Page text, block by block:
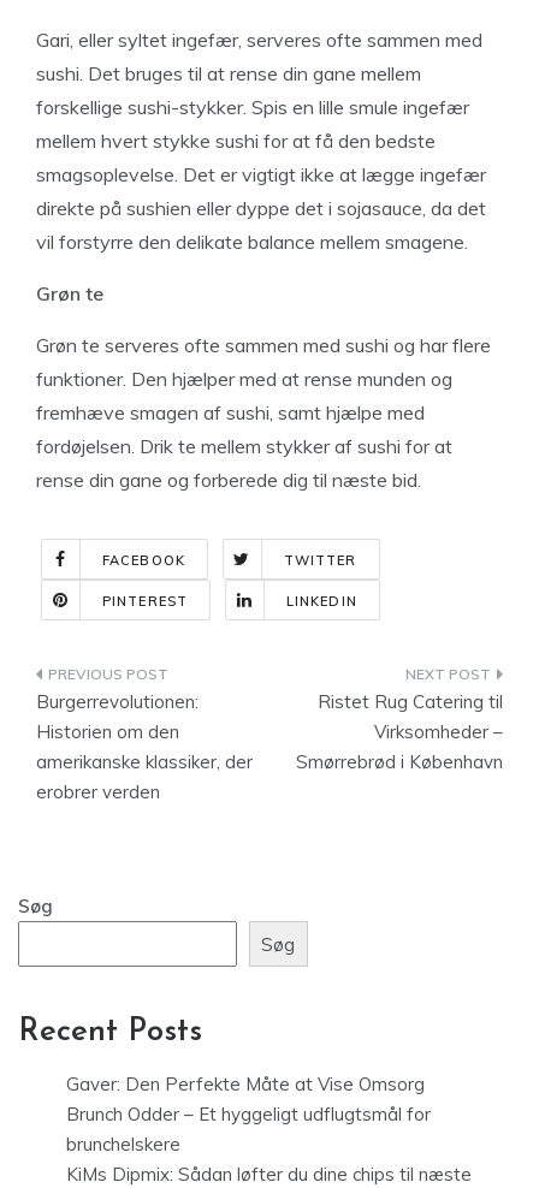
Gari, eller syltet ingefær, serveres ofte sammen med
sushi. Det bruges til at rense din gane mellem
forskellige sushi-stykker. Spis en lille smule ingefær
mellem hvert stykke sushi for at få den bedste
smagsoplevelse. Det er vigtigt ikke at lægge ingefær
direkte på sushien eller dyppe det i sojasauce, da det
vil forstyrre den delikate balance mellem smagene.
Grøn te
Grøn te serveres ofte sammen med sushi og har flere
funktioner. Den hjælper med at rense munden og
fremhæve smagen af sushi, samt hjælpe med
fordøjelsen. Drik te mellem stykker af sushi for at
rense din gane og forberede dig til næste bid.
FACEBOOK TWITTER
PINTEREST LINKEDIN
Indlægsnavigation
Burgerrevolutionen:
Historien om den
amerikanske klassiker, der
erobrer verden
Ristet Rug Catering til
Virksomheder –
Smørrebrød i København
Søg
Søg
Recent Posts
Gaver: Den Perfekte Måte at Vise Omsorg
Brunch Odder – Et hyggeligt udflugtsmål for
brunchelskere
KiMs Dipmix: Sådan løfter du dine chips til næste